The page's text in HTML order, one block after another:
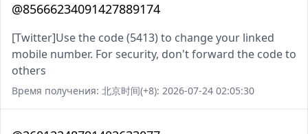
@85666234091427889174
[Twitter]Use the code (5413) to change your linked
mobile number. For security, don't forward the code to
others
Время получения: 北京时间(+8): 2026-07-24 02:05:30